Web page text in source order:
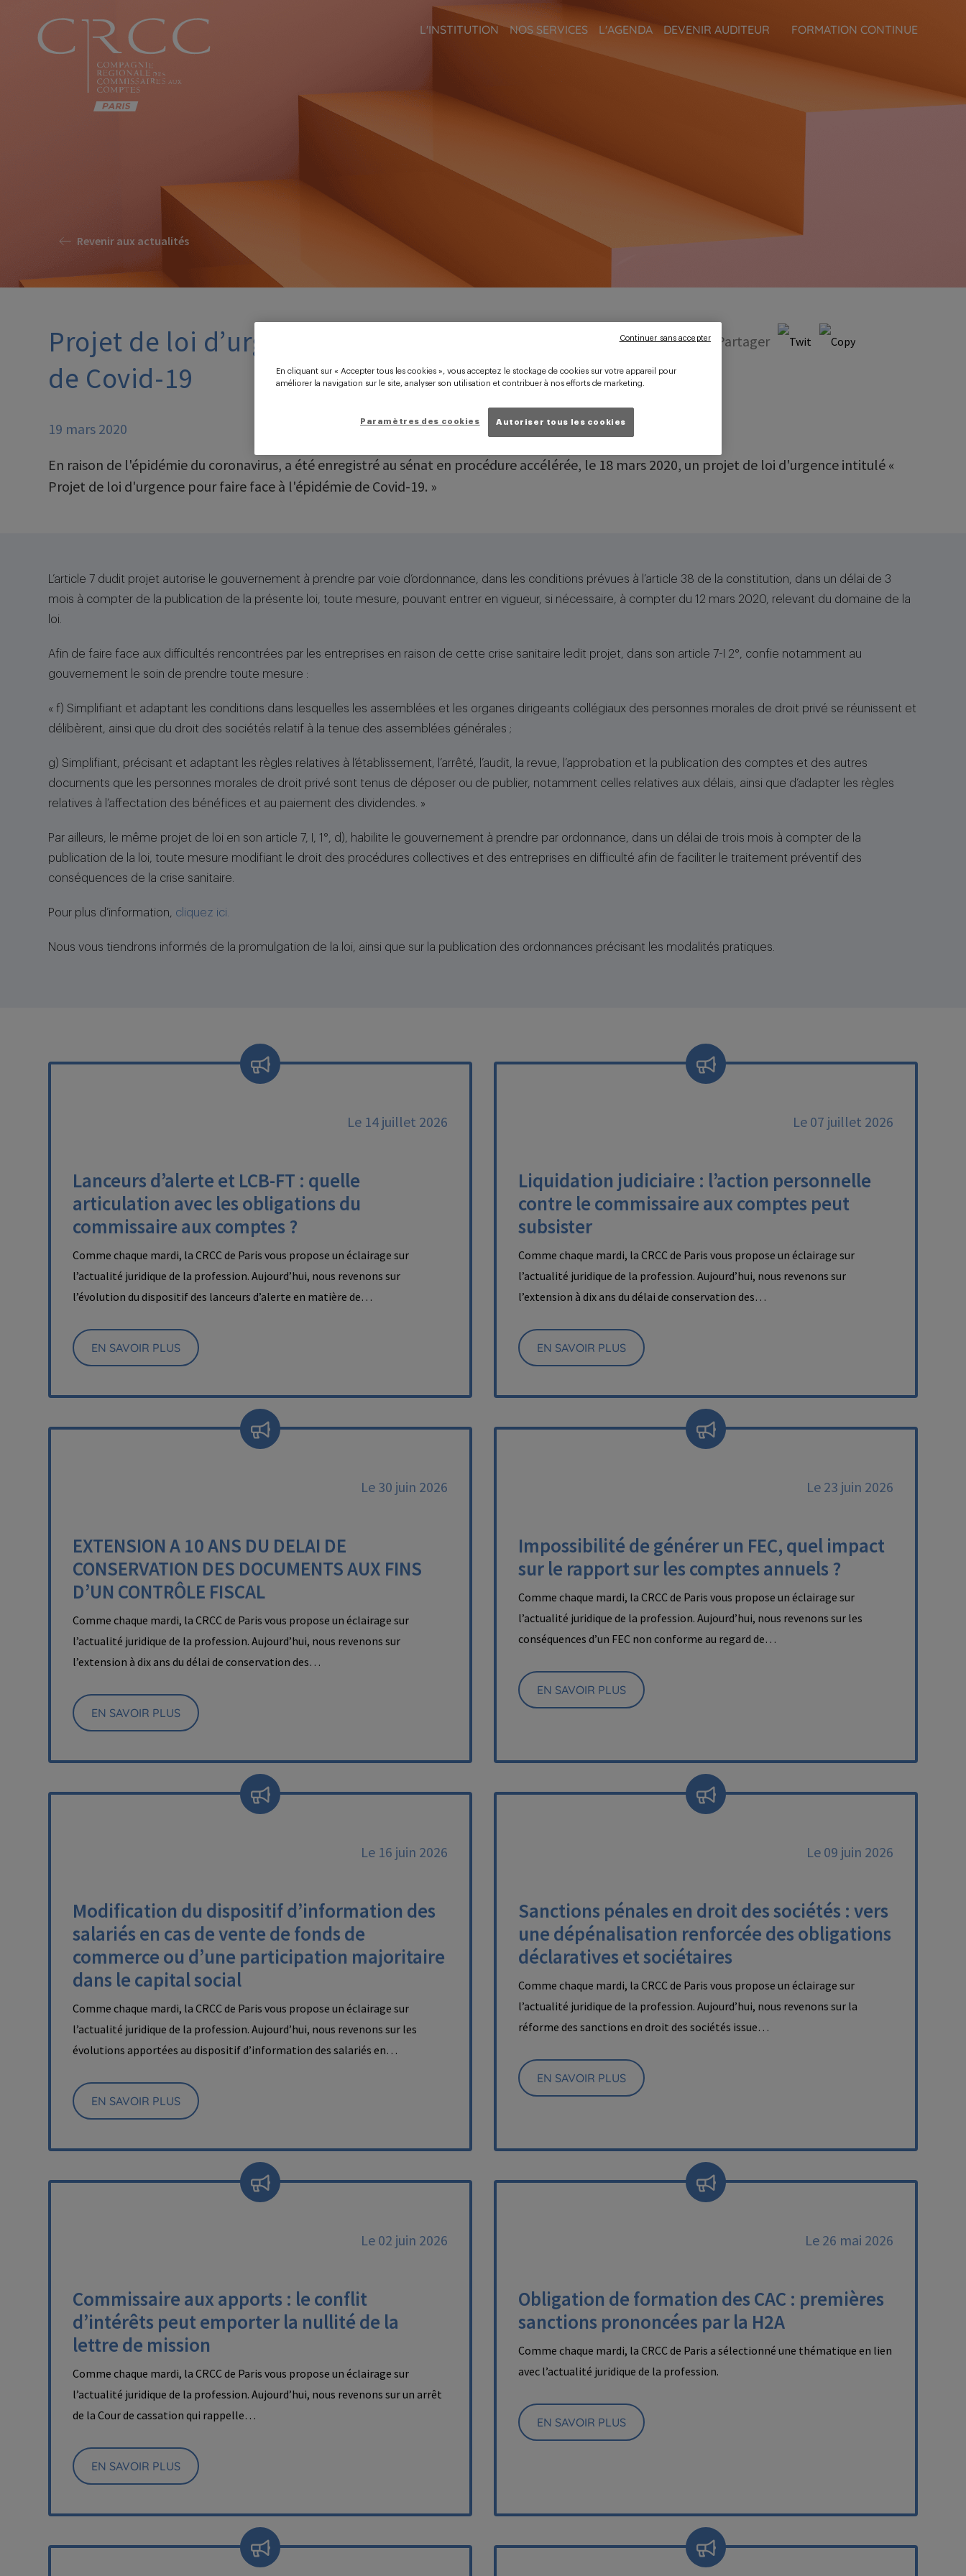
L'INSTITUTION NOS SERVICES L'AGENDA DEVENIR AUDITEUR FORMATION CONTINUE
Revenir aux actualités
Projet de loi d’urgence pour faire face à l’épidémie
de Covid-19
19 mars 2020
Partager
En raison de l'épidémie du coronavirus, a été enregistré au sénat en procédure accélérée, le 18 mars 2020, un projet de loi d'urgence intitulé «
Projet de loi d'urgence pour faire face à l'épidémie de Covid-19. »
L’article 7 dudit projet autorise le gouvernement à prendre par voie d’ordonnance, dans les conditions prévues à l’article 38 de la constitution, dans un délai de 3
mois à compter de la publication de la présente loi, toute mesure, pouvant entrer en vigueur, si nécessaire, à compter du 12 mars 2020, relevant du domaine de la
loi.
Afin de faire face aux difficultés rencontrées par les entreprises en raison de cette crise sanitaire ledit projet, dans son article 7-I 2°, confie notamment au
gouvernement le soin de prendre toute mesure :
« f) Simplifiant et adaptant les conditions dans lesquelles les assemblées et les organes dirigeants collégiaux des personnes morales de droit privé se réunissent et
délibèrent, ainsi que du droit des sociétés relatif à la tenue des assemblées générales ;
g) Simplifiant, précisant et adaptant les règles relatives à l’établissement, l’arrêté, l’audit, la revue, l’approbation et la publication des comptes et des autres
documents que les personnes morales de droit privé sont tenus de déposer ou de publier, notamment celles relatives aux délais, ainsi que d’adapter les règles
relatives à l’affectation des bénéfices et au paiement des dividendes. »
Par ailleurs, le même projet de loi en son article 7, I, 1°, d), habilite le gouvernement à prendre par ordonnance, dans un délai de trois mois à compter de la
publication de la loi, toute mesure modifiant le droit des procédures collectives et des entreprises en difficulté afin de faciliter le traitement préventif des
conséquences de la crise sanitaire.
Pour plus d’information, cliquez ici.
Nous vous tiendrons informés de la promulgation de la loi, ainsi que sur la publication des ordonnances précisant les modalités pratiques.
Le 14 juillet 2026
Lanceurs d’alerte et LCB-FT : quelle
articulation avec les obligations du
commissaire aux comptes ?
Comme chaque mardi, la CRCC de Paris vous propose un éclairage sur
l’actualité juridique de la profession. Aujourd’hui, nous revenons sur
l’évolution du dispositif des lanceurs d’alerte en matière de…
EN SAVOIR PLUS
Le 07 juillet 2026
Liquidation judiciaire : l’action personnelle
contre le commissaire aux comptes peut
subsister
Comme chaque mardi, la CRCC de Paris vous propose un éclairage sur
l’actualité juridique de la profession. Aujourd’hui, nous revenons sur
l’extension à dix ans du délai de conservation des…
EN SAVOIR PLUS
Le 30 juin 2026
EXTENSION A 10 ANS DU DELAI DE
CONSERVATION DES DOCUMENTS AUX FINS
D’UN CONTRÔLE FISCAL
Comme chaque mardi, la CRCC de Paris vous propose un éclairage sur
l’actualité juridique de la profession. Aujourd’hui, nous revenons sur
l’extension à dix ans du délai de conservation des…
EN SAVOIR PLUS
Le 23 juin 2026
Impossibilité de générer un FEC, quel impact
sur le rapport sur les comptes annuels ?
Comme chaque mardi, la CRCC de Paris vous propose un éclairage sur
l’actualité juridique de la profession. Aujourd’hui, nous revenons sur les
conséquences d’un FEC non conforme au regard de…
EN SAVOIR PLUS
Le 16 juin 2026
Modification du dispositif d’information des
salariés en cas de vente de fonds de
commerce ou d’une participation majoritaire
dans le capital social
Comme chaque mardi, la CRCC de Paris vous propose un éclairage sur
l’actualité juridique de la profession. Aujourd’hui, nous revenons sur les
évolutions apportées au dispositif d’information des salariés en…
EN SAVOIR PLUS
Le 09 juin 2026
Sanctions pénales en droit des sociétés : vers
une dépénalisation renforcée des obligations
déclaratives et sociétaires
Comme chaque mardi, la CRCC de Paris vous propose un éclairage sur
l’actualité juridique de la profession. Aujourd’hui, nous revenons sur la
réforme des sanctions en droit des sociétés issue…
EN SAVOIR PLUS
Le 02 juin 2026
Commissaire aux apports : le conflit
d’intérêts peut emporter la nullité de la
lettre de mission
Comme chaque mardi, la CRCC de Paris vous propose un éclairage sur
l’actualité juridique de la profession. Aujourd’hui, nous revenons sur un arrêt
de la Cour de cassation qui rappelle…
EN SAVOIR PLUS
Le 26 mai 2026
Obligation de formation des CAC : premières
sanctions prononcées par la H2A
Comme chaque mardi, la CRCC de Paris a sélectionné une thématique en lien
avec l’actualité juridique de la profession.
EN SAVOIR PLUS
En cliquant sur « Accepter tous les cookies », vous acceptez le stockage de cookies sur votre appareil pour
améliorer la navigation sur le site, analyser son utilisation et contribuer à nos efforts de marketing.
Autoriser tous les cookies
Paramètres des cookies
Continuer sans accepter